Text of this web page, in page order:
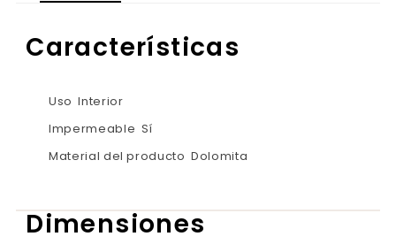
Características
Uso Interior
Impermeable Sí
Material del producto Dolomita
Dimensiones